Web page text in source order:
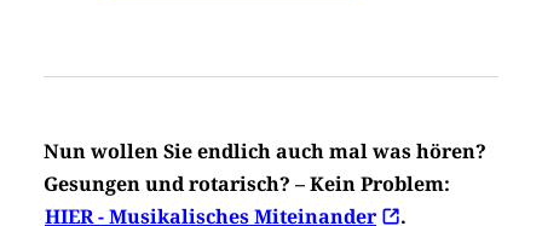
Nun wollen Sie endlich auch mal was hören?
Gesungen und rotarisch? – Kein Problem:
HIER - Musikalisches Miteinander
.